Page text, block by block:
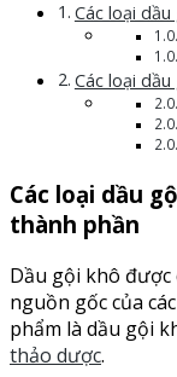
Các loại
Các loại
Các loại dầu
thành phần
Dầu gội khô được
nguồn gốc của
phẩm là dầu gội
thảo dược.